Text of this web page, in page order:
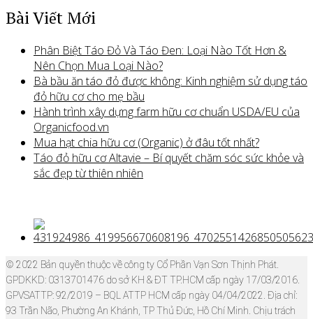
Bài Viết Mới
Phân Biệt Táo Đỏ Và Táo Đen: Loại Nào Tốt Hơn &
Nên Chọn Mua Loại Nào?
Bà bầu ăn táo đỏ được không: Kinh nghiệm sử dụng táo
đỏ hữu cơ cho mẹ bầu
Hành trình xây dựng farm hữu cơ chuẩn USDA/EU của
Organicfood.vn
Mua hạt chia hữu cơ (Organic) ở đâu tốt nhất?
Táo đỏ hữu cơ Altavie – Bí quyết chăm sóc sức khỏe và
sắc đẹp từ thiên nhiên
© 2022 Bản quyền thuộc về công ty Cổ Phần Vạn Sơn Thịnh Phát.
GPDKKD: 0313701476 do sở KH & ĐT TP.HCM cấp ngày 17/03/2016.
GPVSATTP: 92/2019 – BQL ATTP HCM cấp ngày 04/04/2022. Địa chỉ:
93 Trần Não, Phường An Khánh, TP Thủ Đức, Hồ Chí Minh. Chịu trách